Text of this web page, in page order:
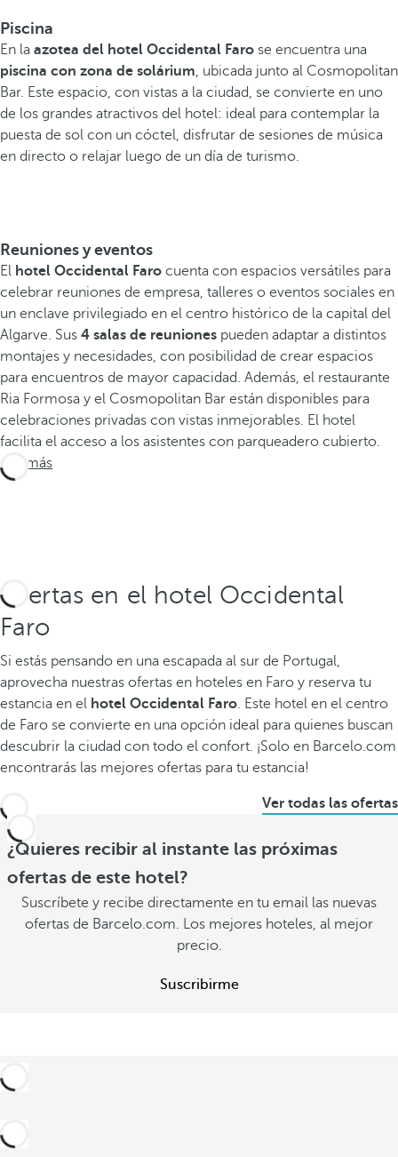
Piscina
En la azotea del hotel Occidental Faro se encuentra una
piscina con zona de solárium, ubicada junto al Cosmopolitan
Bar. Este espacio, con vistas a la ciudad, se convierte en uno
de los grandes atractivos del hotel: ideal para contemplar la
puesta de sol con un cóctel, disfrutar de sesiones de música
en directo o relajar luego de un día de turismo.
Reuniones y eventos
El hotel Occidental Faro cuenta con espacios versátiles para
celebrar reuniones de empresa, talleres o eventos sociales en
un enclave privilegiado en el centro histórico de la capital del
Algarve. Sus 4 salas de reuniones pueden adaptar a distintos
montajes y necesidades, con posibilidad de crear espacios
para encuentros de mayor capacidad. Además, el restaurante
Ria Formosa y el Cosmopolitan Bar están disponibles para
celebraciones privadas con vistas inmejorables. El hotel
facilita el acceso a los asistentes con parqueadero cubierto.
Ver más
Ofertas en el hotel Occidental
Faro
Si estás pensando en una escapada al sur de Portugal,
aprovecha nuestras ofertas en hoteles en Faro y reserva tu
estancia en el hotel Occidental Faro. Este hotel en el centro
de Faro se convierte en una opción ideal para quienes buscan
descubrir la ciudad con todo el confort. ¡Solo en Barcelo.com
encontrarás las mejores ofertas para tu estancia!
Ver todas las ofertas
¿Quieres recibir al instante las próximas
ofertas de este hotel?
Suscríbete y recibe directamente en tu email las nuevas
ofertas de Barcelo.com. Los mejores hoteles, al mejor
precio.
Suscribirme